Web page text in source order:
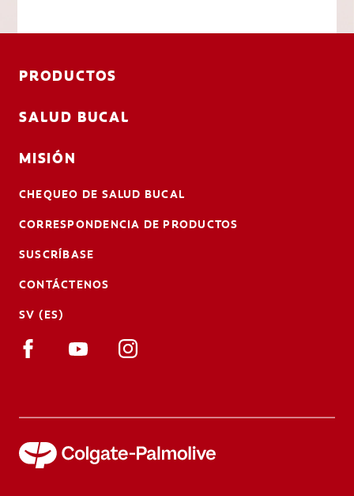
PRODUCTOS
SALUD BUCAL
MISIÓN
CHEQUEO DE SALUD BUCAL
CORRESPONDENCIA DE PRODUCTOS
SUSCRÍBASE
CONTÁCTENOS
SV (ES)